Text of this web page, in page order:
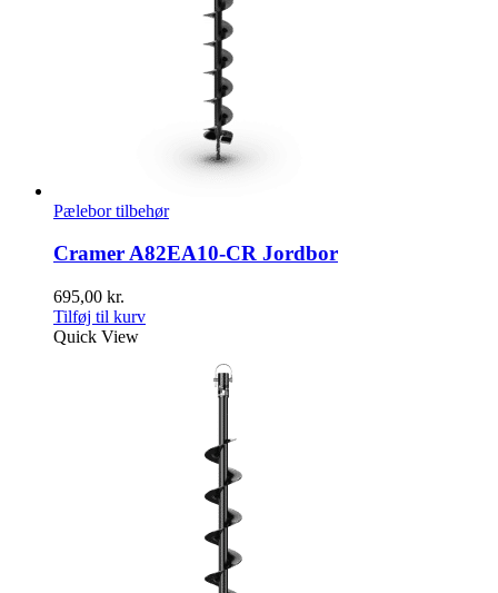
Pælebor tilbehør
Cramer A82EA10-CR Jordbor
695,00 kr.
Tilføj til kurv
Quick View